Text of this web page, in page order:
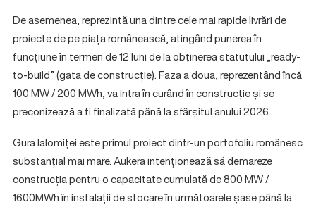
De asemenea, reprezintă una dintre cele mai rapide livrări de
proiecte de pe piața românească, atingând punerea în
funcțiune în termen de 12 luni de la obținerea statutului „ready-
to-build” (gata de construcție). Faza a doua, reprezentând încă
100 MW / 200 MWh, va intra în curând în construcție și se
preconizează a fi finalizată până la sfârșitul anului 2026.
Gura Ialomiței este primul proiect dintr-un portofoliu românesc
substanțial mai mare. Aukera intenționează să demareze
construcția pentru o capacitate cumulată de 800 MW /
1600MWh în instalații de stocare în următoarele șase până la